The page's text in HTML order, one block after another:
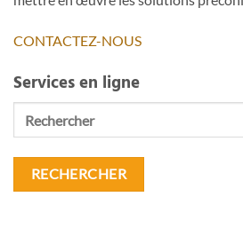
CONTACTEZ-NOUS
Services en ligne